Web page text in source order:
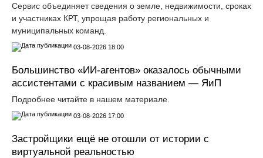
Сервис объединяет сведения о земле, недвижимости, сроках
и участниках КРТ, упрощая работу региональных и
муниципальных команд.
03-08-2026 18:00
Большинство «ИИ-агентов» оказалось обычными
ассистентами с красивым названием — ЯиП
Подробнее читайте в нашем материале.
03-08-2026 17:00
Застройщики ещё не отошли от истории с
виртуальной реальностью